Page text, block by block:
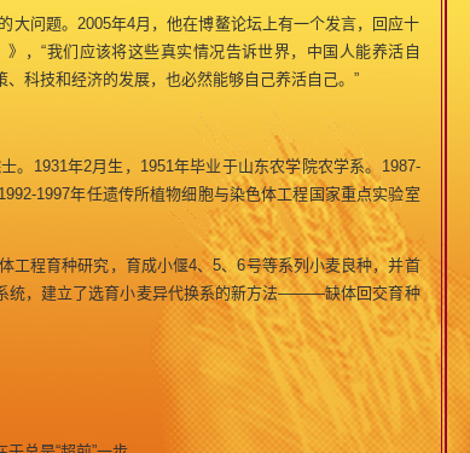
问题。2005年4月，他在博鳌论坛上有一个发言，回应十
，“我们应该将这些真实情况告诉世界，中国人能养活自
科技和经济的发展，也必然能够自己养活自己。”
1931年2月生，1951年毕业于山东农学院农学系。1987-
1997年任遗传所植物细胞与染色体工程国家重点实验室
程育种研究，育成小偃4、5、6号等系列小麦良种，并首
统，建立了选育小麦异代换系的新方法———缺体回交育种